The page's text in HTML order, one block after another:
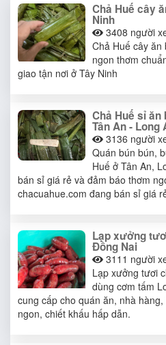
Chả Huế cây
Ninh
3408 người
Chả Huế cây ăn
ngon thơm
giao tận nơi ở Tây Ninh
Chả Huế sỉ ăn
Tân An - Long
3136 người
Quán bún bún,
Huế ở Tân An,
bán sỉ giá rẻ và đảm báo thơm
chacuahue.com đang bán sỉ giá
Lạp xưởng
Đồng Nai
3111 người
Lạp xưởng tươi
dùng cơm tấm
cung cấp cho quán ăn, nhà
ngon, chiết khấu hấp dẫn.